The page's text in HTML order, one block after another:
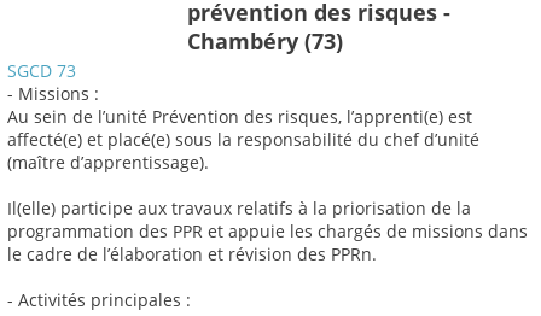
prévention des risques -
Chambéry (73)
SGCD 73
- Missions :
Au sein de l’unité Prévention des risques, l’apprenti(e) est
affecté(e) et placé(e) sous la responsabilité du chef d’unité
(maître d’apprentissage).
Il(elle) participe aux travaux relatifs à la priorisation de la
programmation des PPR et appuie les chargés de missions dans
le cadre de l’élaboration et révision des PPRn.
- Activités principales :